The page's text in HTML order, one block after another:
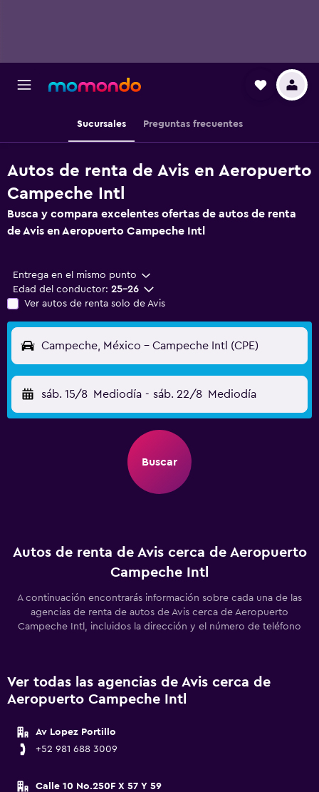
Sucursales Preguntas frecuentes
Autos de renta de Avis en Aeropuerto
Campeche Intl
Busca y compara excelentes ofertas de autos de renta
de Avis en Aeropuerto Campeche Intl
Entrega en el mismo punto
Edad del conductor: 25-26
Ver autos de renta solo de Avis
Campeche, México - Campeche Intl (CPE)
sáb. 15/8 Mediodía - sáb. 22/8 Mediodía
Buscar
Autos de renta de Avis cerca de Aeropuerto
Campeche Intl
A continuación encontrarás información sobre cada una de las
agencias de renta de autos de Avis cerca de Aeropuerto
Campeche Intl, incluidos la dirección y el número de teléfono
Ver todas las agencias de Avis cerca de
Aeropuerto Campeche Intl
Av Lopez Portillo
+52 981 688 3009
Calle 10 No.250F X 57 Y 59